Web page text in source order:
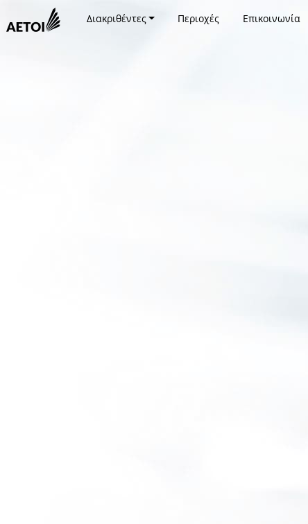
Διακριθέντες Περιοχές Επικοινωνία